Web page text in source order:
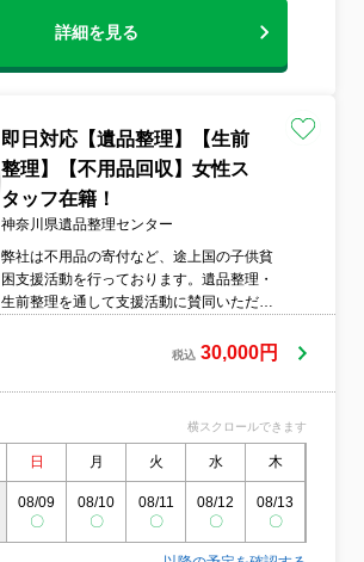
詳細を見る
即日対応【遺品整理】【生前
整理】【不用品回収】女性ス
タッフ在籍！
神奈川県遺品整理センター
弊社は不用品の寄付など、途上国の子供貧
困支援活動を行っております。遺品整理・
生前整理を通して支援活動に賛同いただけ
ッフがお伺いし適正価格にてご提供させて
かる費用、時間を明確に提案させて頂きま
税込 30,000円
横スクロールできます
日 月 火 水 木
08/09
〇
08/10
〇
08/11
〇
08/12
〇
08/13
〇